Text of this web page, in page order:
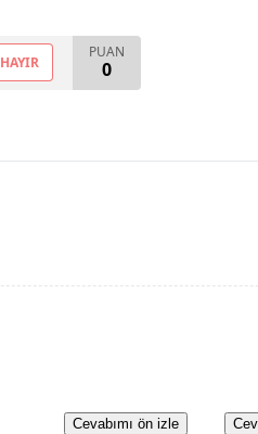
HAYIR
PUAN
0
Cevabımı ön izle